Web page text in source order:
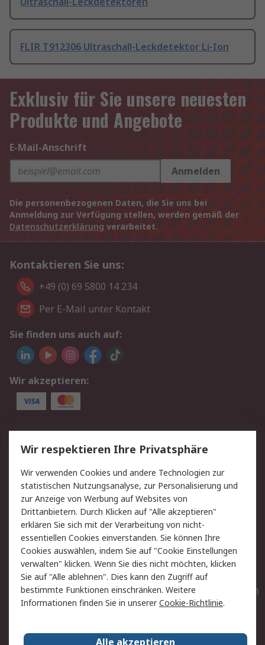
FLIR T912306 Ultraschall-Leckdetektor Li-Ion
Exklusiv für Sie unsere neuesten
Produkte und Angebote
E-Mail-Anschrift
Anmelden
Die personenbezogenen Daten, die Sie uns bei
Anmeldung zur Verfügung stellen, werden gemäß der
Datenschutzerklärung verarbeitet.
Kontaktieren Sie uns:
+49 (0) 69 5800 14 234
Per E-Mail unter Kontakt
Sie finden uns auch auf:
Wir akzeptieren:
Service
Value Added Services
Lieferlösungen
Rücksendungen
Kontakt
Hilfe
Privatkunden
Rechtliches
AGB
Datenschutz
Cookie-Richtlinie
Zahlungsbedingungen
Copyright/Impressum
Entsorgung
Elektrogeräte/Batterien
RS weltweit
Wir respektieren Ihre Privatsphäre
Wir verwenden Cookies und andere Technologien zur
statistischen Nutzungsanalyse, zur Personalisierung und
zur Anzeige von Werbung auf Websites von
Drittanbietern. Durch Klicken auf "Alle akzeptieren"
erklären Sie sich mit der Verarbeitung von nicht-
essentiellen Cookies einverstanden. Sie können Ihre
Cookies auswählen, indem Sie auf "Cookie Einstellungen
verwalten" klicken. Wenn Sie dies nicht möchten, klicken
Sie auf "Alle ablehnen". Dies kann den Zugriff auf
bestimmte Funktionen einschränken. Weitere
Informationen finden Sie in unsererCookie-Richtlinie.
Alle akzeptieren